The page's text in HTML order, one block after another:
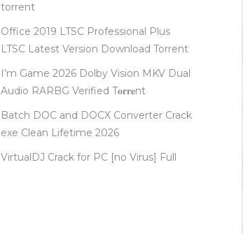
torrent
Office 2019 LTSC Professional Plus
LTSC Latest Version Dоwnlоad Torrent
I’m Game 2026 Dolby Vision MKV Dual
Audio RARBG Verified T𝐨𝐫𝐫𝐞nt
Batch DOC and DOCX Converter Crack
exe Clean Lifetime 2026
VirtualDJ Crack for PC [no Virus] Full